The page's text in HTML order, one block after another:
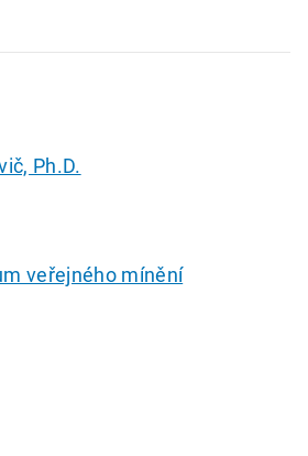
Ph.D.
veřejného mínění